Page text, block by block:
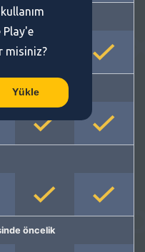
öncelik
Play'e
misiniz?
Yükle